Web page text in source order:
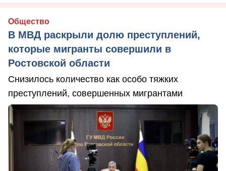
Общество
В МВД раскрыли долю преступлений,
которые мигранты совершили в
Ростовской области
Снизилось количество как особо тяжких
преступлений, совершенных мигрантами